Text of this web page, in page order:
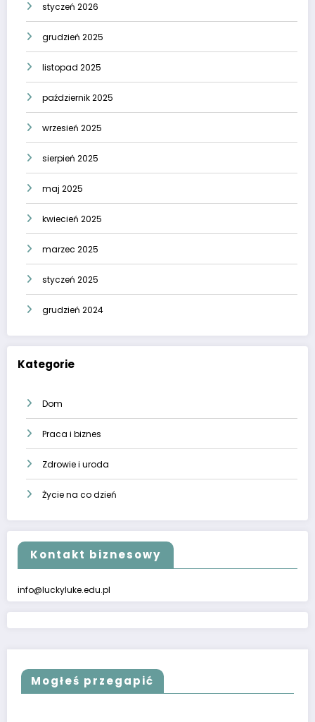
styczeń 2026
grudzień 2025
listopad 2025
październik 2025
wrzesień 2025
sierpień 2025
maj 2025
kwiecień 2025
marzec 2025
styczeń 2025
grudzień 2024
Kategorie
Dom
Praca i biznes
Zdrowie i uroda
Życie na co dzień
Kontakt biznesowy
info@luckyluke.edu.pl
Mogłeś przegapić